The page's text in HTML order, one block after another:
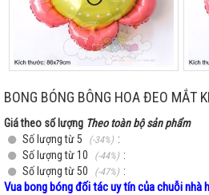
BONG BÓNG BÔNG HOA ĐEO MẮT
Giá theo số lượng Theo toàn bộ sản phẩm
Số lượng từ 5
(-34%) :
Số lượng từ 10
(-44%) :
Số lượng từ 50
(-47%) :
Vua bong bóng đối tác uy tín của chuỗi nhà